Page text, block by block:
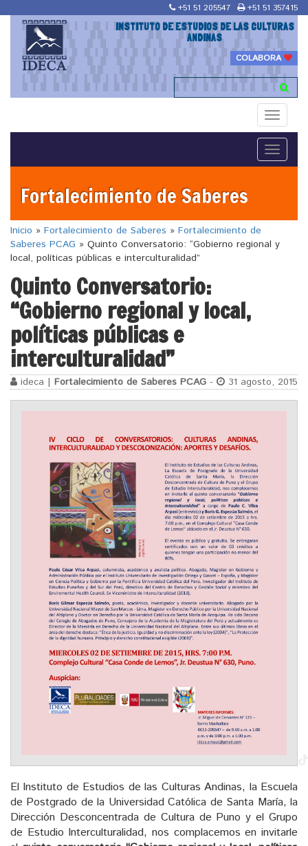
+51 51 205547 +51 51 357415
INSTITUTO DE ESTUDIOS DE LAS CULTURAS
ANDINAS
COLABORA
Toggle
Toggle
Fortalecimiento de Saberes
Inicio » Fortalecimiento de Saberes » Fortalecimiento de
Saberes PCAG » Quinto Conversatorio: “Gobierno regional y
local, políticas públicas e interculturalidad”
Quinto Conversatorio:
“Gobierno regional y local,
políticas públicas e
interculturalidad”
ideca | Fortalecimiento de Saberes PCAG - 31 agosto, 2015
El Instituto de Estudios de las Culturas Andinas, la Escuela
de Postgrado de la Universidad Católica de Santa María, la
Dirección Desconcentrada de Cultura de Puno y el Grupo
de Estudio Interculturalidad, nos complacemos en invitarle